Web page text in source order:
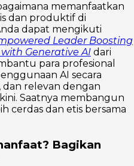
memanfaatkan
dan produktif di
dapat mengikuti
Leader Boosting
Generative AI dari
para profesional
AI secara
relevan dengan
Saatnya membangun
cerdas dan etis bersama
Bagikan